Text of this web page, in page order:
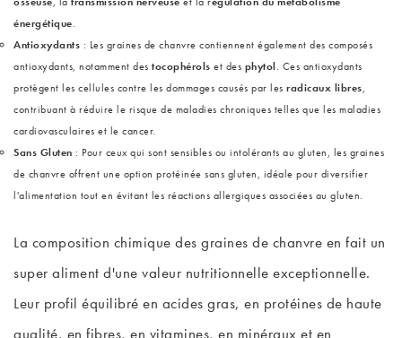
énergétique.
Antioxydants : Les graines de chanvre contiennent également des composés
antioxydants, notamment des tocophérols et des phytol. Ces antioxydants
protègent les cellules contre les dommages causés par les radicaux libres,
contribuant à réduire le risque de maladies chroniques telles que les maladies
cardiovasculaires et le cancer.
Sans Gluten : Pour ceux qui sont sensibles ou intolérants au gluten, les graines
de chanvre offrent une option protéinée sans gluten, idéale pour diversifier
l'alimentation tout en évitant les réactions allergiques associées au gluten.
La composition chimique des graines de chanvre en fait un
super aliment d'une valeur nutritionnelle exceptionnelle.
Leur profil équilibré en acides gras, en protéines de haute
qualité, en fibres, en vitamines, en minéraux et en